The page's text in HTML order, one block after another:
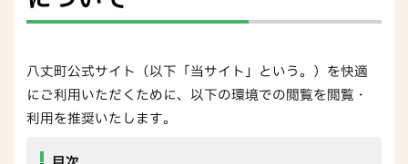
八丈町公式サイト（以下「当サイト」という。）を快適
にご利用いただくために、以下の環境での閲覧を閲覧・
利用を推奨いたします。